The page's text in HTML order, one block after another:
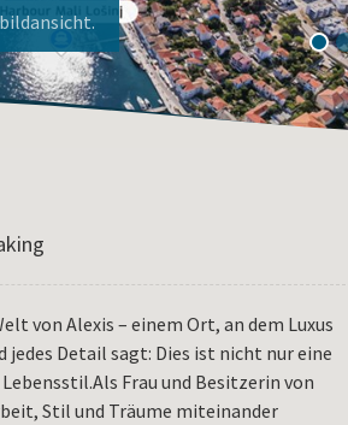
1
von Alexis – einem Ort, an dem Luxus
Detail sagt: Dies ist nicht nur eine
Frau und Besitzerin von
Stil und Träume miteinander